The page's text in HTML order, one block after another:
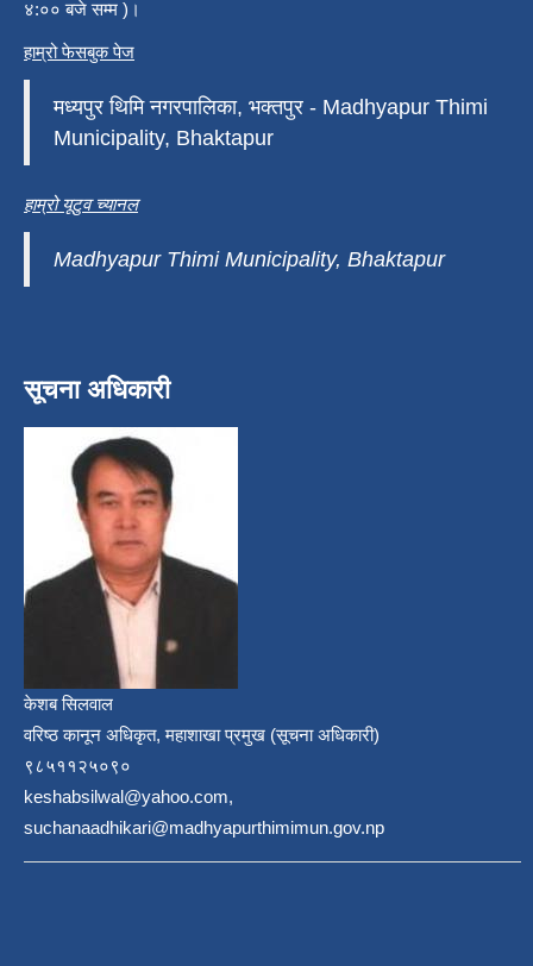
४:०० बजे सम्म )।
हाम्रो फेसबुक पेज
मध्यपुर थिमि नगरपालिका, भक्तपुर - Madhyapur Thimi
Municipality, Bhaktapur
हाम्रो यूटुव च्यानल
Madhyapur Thimi Municipality, Bhaktapur
सूचना अधिकारी
केशब सिलवाल
वरिष्ठ कानून अधिकृत, महाशाखा प्रमुख (सूचना अधिकारी)
९८५११२५०९०
keshabsilwal@yahoo.com,
suchanaadhikari@madhyapurthimimun.gov.np